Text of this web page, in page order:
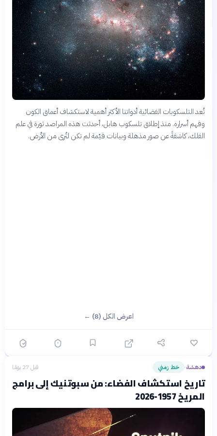
تُعد التلسكوبات الفضائية أدواتنا الأكثر أهمية لاستكشاف أعماق الكون
وفهم أسراره. منذ إطلاق تلسكوب هابل، أحدثت هذه المراصد ثورة في علم
الفلك، كاشفةً عن صور مذهلة وبيانات قيّمة لم تكن لتُرى من الأرض.
اعرض الكل (8) ←
دهشة› خط زمني قبل 27 يومًا
تاريخ استكشاف الفضاء: من سبوتنيك إلى برامج
المريخ 1957-2026